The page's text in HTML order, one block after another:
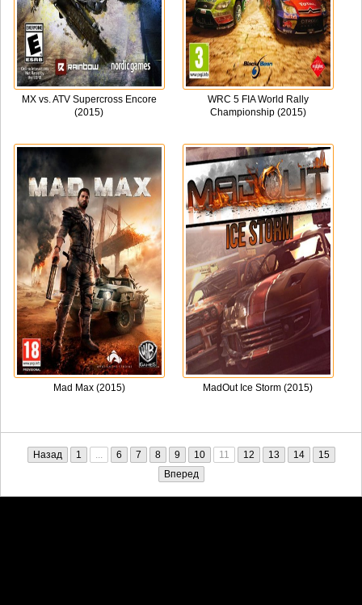
MX vs. ATV Supercross Encore
(2015)
WRC 5 FIA World Rally
Championship (2015)
Mad Max (2015) MadOut Ice Storm (2015)
Назад 1 ... 6 7 8 9 10 11 12 13 14
15
Вперед